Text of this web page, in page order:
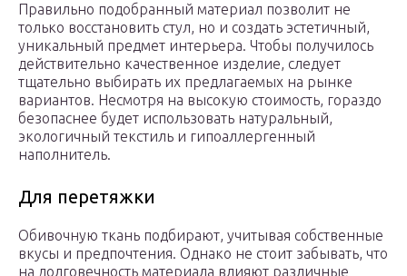
Правильно подобранный материал позволит не
только восстановить стул, но и создать эстетичный,
уникальный предмет интерьера. Чтобы получилось
действительно качественное изделие, следует
тщательно выбирать их предлагаемых на рынке
вариантов. Несмотря на высокую стоимость, гораздо
безопаснее будет использовать натуральный,
экологичный текстиль и гипоаллергенный
наполнитель.
Для перетяжки
Обивочную ткань подбирают, учитывая собственные
вкусы и предпочтения. Однако не стоит забывать, что
на долговечность материала влияют различные